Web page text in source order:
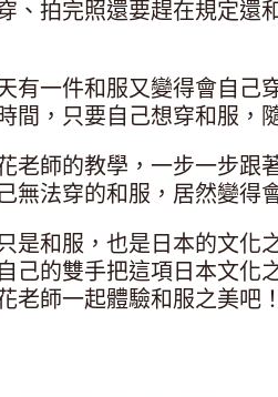
、拍完照還要趕在規定還
有一件和服又變得會自己
間，只要自己想穿和服，
老師的教學，一步一步跟
無法穿的和服，居然變得
是和服，也是日本的文化
己的雙手把這項日本文化
老師一起體驗和服之美吧！